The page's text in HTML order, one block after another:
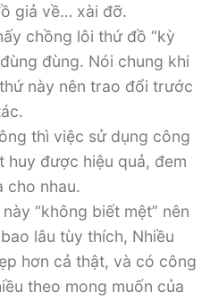
giả về… xài đỡ.
chồng lôi thứ đồ “kỳ
đùng. Nói chung khi
này nên trao đổi trước
thì việc sử dụng công
huy được hiệu quả, đem
cho nhau.
“không biết mệt” nên
lâu tùy thích, Nhiều
hơn cả thật, và có công
theo mong muốn của